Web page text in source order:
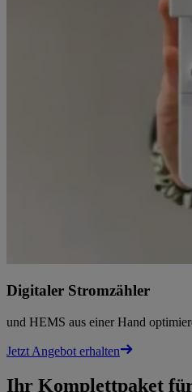
Digitaler Stromzähler
und HEMS aus einer Hand
Jetzt Angebot erhalten
Ihr Komplettpaket